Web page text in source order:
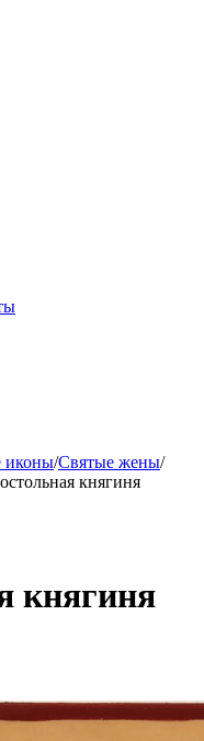
иконы/Святые жены/
княгиня
княгиня